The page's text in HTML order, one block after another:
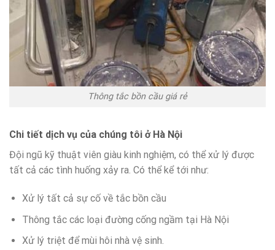
Thông tắc bồn cầu giá rẻ
Chi tiết dịch vụ của chúng tôi ở Hà Nội
Đội ngũ kỹ thuật viên giàu kinh nghiệm, có thể xử lý được
tất cả các tình huống xảy ra. Có thể kể tới như:
Xử lý tất cả sự cố về tắc bồn cầu
Thông tắc các loại đường cống ngầm tại Hà Nội
Xử lý triệt để mùi hôi nhà vệ sinh.